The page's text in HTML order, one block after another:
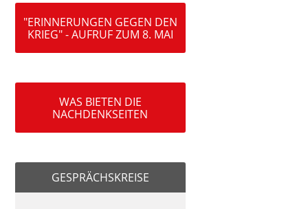
"ERINNERUNGEN GEGEN DEN
KRIEG" - AUFRUF ZUM 8. MAI
WAS BIETEN DIE
NACHDENKSEITEN
GESPRÄCHSKREISE